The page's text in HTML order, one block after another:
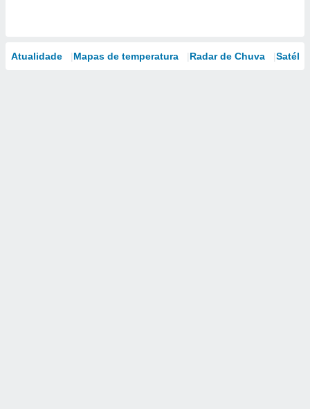
Atualidade Mapas de temperatura Radar de Chuva